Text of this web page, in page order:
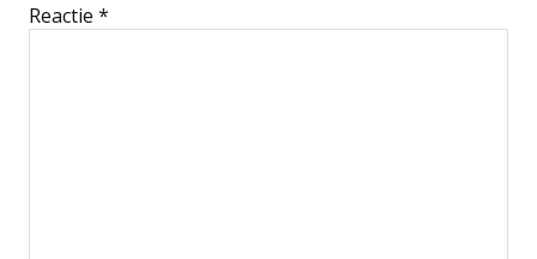
Reactie *